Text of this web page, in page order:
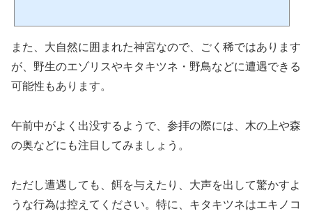
の名所でもあり、周辺は緑に囲まれて散歩をするだけでも気持ちのいい場所です。
また、大自然に囲まれた神宮なので、ごく稀ではあります
が、野生のエゾリスやキタキツネ・野鳥などに遭遇できる
可能性もあります。
午前中がよく出没するようで、参拝の際には、木の上や森
の奥などにも注目してみましょう。
ただし遭遇しても、餌を与えたり、大声を出して驚かすよ
うな行為は控えてください。特に、キタキツネはエキノコ